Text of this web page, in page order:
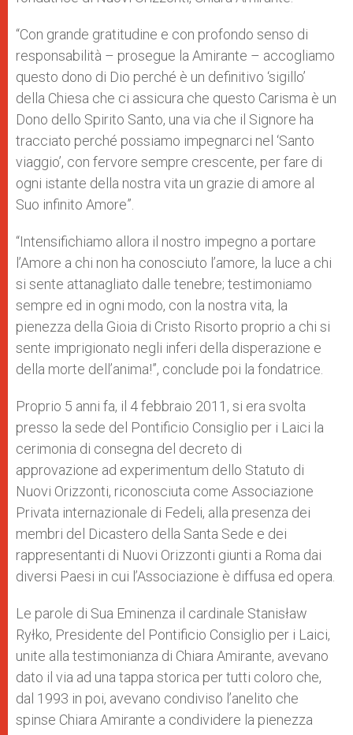
“Con grande gratitudine e con profondo senso di
responsabilità – prosegue la Amirante – accogliamo
questo dono di Dio perché è un definitivo ‘sigillo’
della Chiesa che ci assicura che questo Carisma è un
Dono dello Spirito Santo, una via che il Signore ha
tracciato perché possiamo impegnarci nel ‘Santo
viaggio’, con fervore sempre crescente, per fare di
ogni istante della nostra vita un grazie di amore al
Suo infinito Amore”.
“Intensifichiamo allora il nostro impegno a portare
l’Amore a chi non ha conosciuto l’amore, la luce a chi
si sente attanagliato dalle tenebre; testimoniamo
sempre ed in ogni modo, con la nostra vita, la
pienezza della Gioia di Cristo Risorto proprio a chi si
sente imprigionato negli inferi della disperazione e
della morte dell’anima!”, conclude poi la fondatrice.
Proprio 5 anni fa, il 4 febbraio 2011, si era svolta
presso la sede del Pontificio Consiglio per i Laici la
cerimonia di consegna del decreto di
approvazione ad experimentum dello Statuto di
Nuovi Orizzonti, riconosciuta come Associazione
Privata internazionale di Fedeli, alla presenza dei
membri del Dicastero della Santa Sede e dei
rappresentanti di Nuovi Orizzonti giunti a Roma dai
diversi Paesi in cui l’Associazione è diffusa ed opera.
Le parole di Sua Eminenza il cardinale Stanisław
Ryłko, Presidente del Pontificio Consiglio per i Laici,
unite alla testimonianza di Chiara Amirante, avevano
dato il via ad una tappa storica per tutti coloro che,
dal 1993 in poi, avevano condiviso l’anelito che
spinse Chiara Amirante a condividere la pienezza